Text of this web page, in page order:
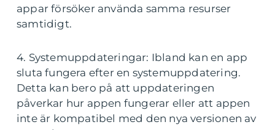
appar försöker använda samma resurser
samtidigt.
4. Systemuppdateringar: Ibland kan en app
sluta fungera efter en systemuppdatering.
Detta kan bero på att uppdateringen
påverkar hur appen fungerar eller att appen
inte är kompatibel med den nya versionen av